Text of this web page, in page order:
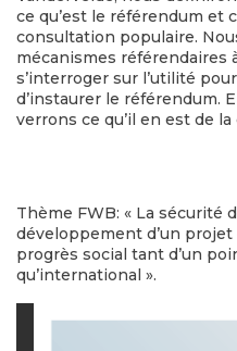
ce qu’est le référendum et
consultation populaire.
mécanismes référendaires
s’interroger sur l’utilité
d’instaurer le référendum.
verrons ce qu’il en est de
Thème FWB: « La sécurité
développement d’un
progrès social tant d’un
qu’international ».